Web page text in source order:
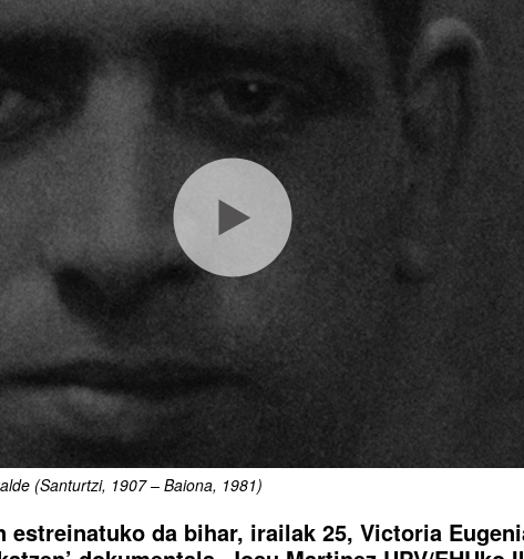
(Santurtzi, 1907 – Baiona, 1981)
estreinatuko da bihar, irailak 25, Victoria